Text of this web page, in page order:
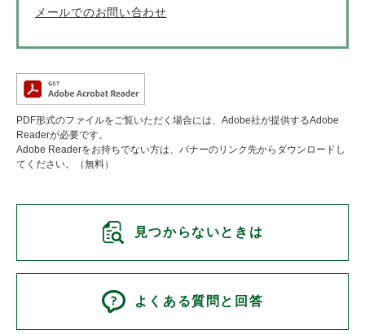
メールでのお問い合わせ
PDF形式のファイルをご覧いただく場合には、Adobe社が提供するAdobe
Readerが必要です。
Adobe Readerをお持ちでない方は、バナーのリンク先からダウンロードし
てください。（無料）
見つからないときは
よくある質問と回答